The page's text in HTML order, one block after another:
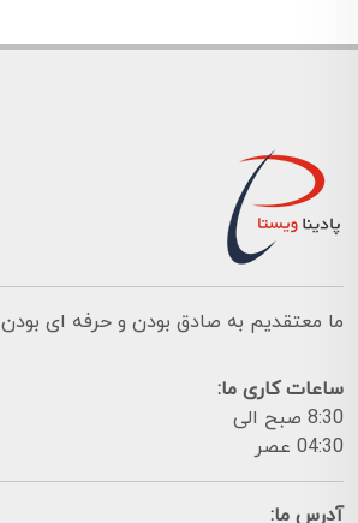
ما معتقدیم به صادق بودن و حرفه ای بودن
ساعات کاری ما:
8:30 صبح الی
04:30 عصر
آدرس ما: